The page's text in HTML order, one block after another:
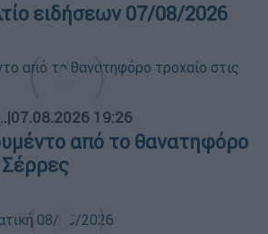
ειδήσεων 07/08/2026
|07.08.2026 19:26
από το θανατηφόρο
Σέρρες